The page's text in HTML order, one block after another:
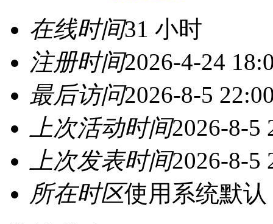
在线时间31 小时
注册时间2026-4-24
最后访问2026-8-5
上次活动时间2026-8-5
上次发表时间2026-8-5
所在时区使用系统默认